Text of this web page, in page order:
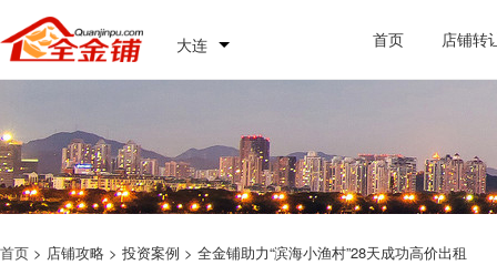
大连 首页 店铺转
首页 > 店铺攻略 > 投资案例 > 全金铺助力“滨海小渔村”28天成功高价出租